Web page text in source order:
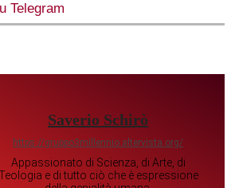
Telegram
Saverio Schirò
https://gruppo3millennio.altervista.org/
Appassionato di Scienza, di Arte, di
e di tutto ciò che è espressione